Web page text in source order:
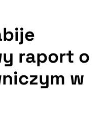
wspierają:
raport o
w